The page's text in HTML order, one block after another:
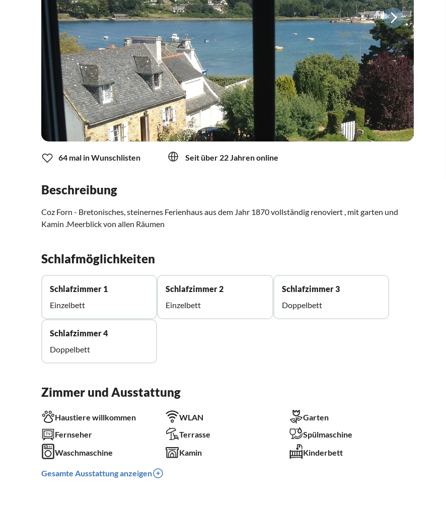
64 mal in Wunschlisten Seit über 22 Jahren online
Beschreibung
Coz Forn - Bretonisches, steinernes Ferienhaus aus dem Jahr 1870 vollständig renoviert , mit garten und
Kamin .Meerblick von allen Räumen
Schlafmöglichkeiten
Schlafzimmer 1
Einzelbett
Schlafzimmer 2
Einzelbett
Schlafzimmer 3
Doppelbett
Schlafzimmer 4
Doppelbett
Zimmer und Ausstattung
Haustiere willkommen WLAN
Garten
Fernseher
Terrasse
Spülmaschine
Waschmaschine
Kamin Kinderbett
Gesamte Ausstattung anzeigen